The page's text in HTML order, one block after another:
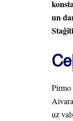
un
Pirmo
uz